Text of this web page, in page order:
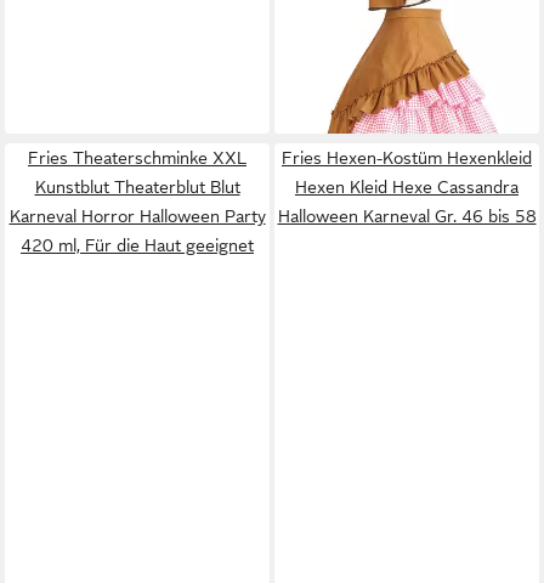
Fasching Party
UVP
lieferbar - in 6-7 Werktagen bei dir
Fries Theaterschminke XXL
Kunstblut Theaterblut Blut
Karneval Horror Halloween Party
420 ml, Für die Haut geeignet
Fries Hexen-Kostüm Hexenkleid
Hexen Kleid Hexe Cassandra
Halloween Karneval Gr. 46 bis 58